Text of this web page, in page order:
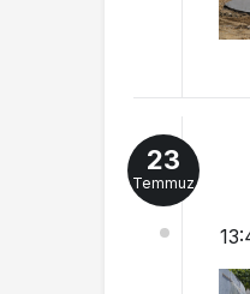
23
Temmuz